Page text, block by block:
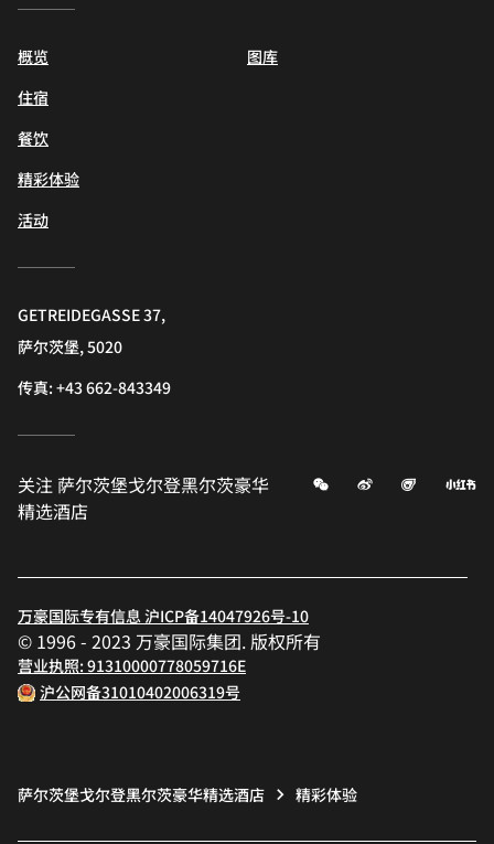
概览
住宿
餐饮
精彩体验
活动
图库
GETREIDEGASSE 37,
萨尔茨堡, 5020
传真:+43 662-843349
关注 萨尔茨堡戈尔登黑尔茨豪华
精选酒店
微信 微博 飞猪
万豪国际专有信息 沪ICP备14047926号-10
© 1996 - 2023 万豪国际集团. 版权所有
营业执照: 91310000778059716E
沪公网备31010402006319号
萨尔茨堡戈尔登黑尔茨豪华精选酒店 精彩体验